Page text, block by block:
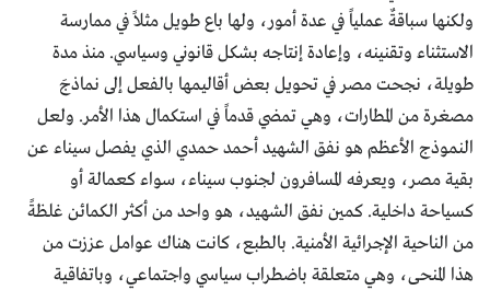
ولكنها سباقةٌ عملياً في عدة أمور، ولها باع طويل مثلاً في ممارسة
الاستثناء وتقنينه، وإعادة إنتاجه بشكل قانوني وسياسي. منذ مدة
طويلة، نجحت مصر في تحويل بعض أقاليمها بالفعل إلى نماذجَ
مصغرة من المطارات، وهي تمضي قدماً في استكمال هذا الأمر. ولعل
النموذج الأعظم هو نفق الشهيد أحمد حمدي الذي يفصل سيناء عن
بقية مصر، ويعرفه المسافرون لجنوب سيناء، سواء كعمالة أو
كسياحة داخلية. كمين نفق الشهيد، هو واحد من أكثر الكمائن غلظةً
من الناحية الإجرائية الأمنية. بالطبع، كانت هناك عوامل عززت من
هذا المنحى، وهي متعلقة باضطراب سياسي واجتماعي، وباتفاقية